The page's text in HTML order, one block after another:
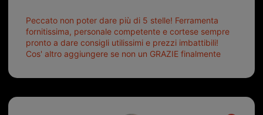
Peccato non poter dare più di 5 stelle! Ferramenta
fornitissima, personale competente e cortese sempre
pronto a dare consigli utilissimi e prezzi imbattibili!
Cos' altro aggiungere se non un GRAZIE finalmente
siete il mio riferimento. Ah dimenticavo...da loro sono
trove! Top top top!!!